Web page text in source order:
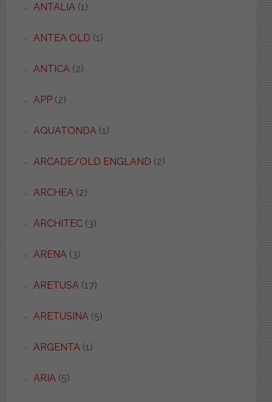
ANTALIA(1)
ANTEA OLD (1)
ANTICA(2)
APP(2)
AQUATONDA(1)
ARCADE/OLD ENGLAND (2)
ARCHEA(2)
ARCHITEC(3)
ARENA(3)
ARETUSA(17)
ARETUSINA(5)
ARGENTA(1)
ARIA(5)